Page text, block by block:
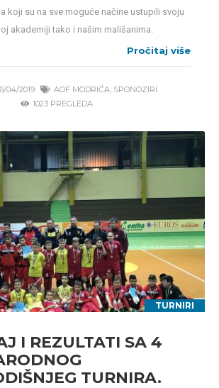
koji su na sve moguće načine ustupili svoju
akademiji tako i našim mališanima.
Pročitaj više
04/2019 AOF MODRIČA, SPONOZIRI
1023 PREGLEDA
TURNIRI
I REZULTATI SA 4
TURNIRA.